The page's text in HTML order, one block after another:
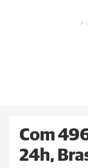
Com
24h,